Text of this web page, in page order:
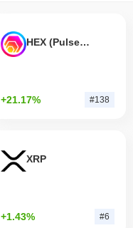
HEX (Pulsechain)
+21.17% #138
XRP
+1.43% #6